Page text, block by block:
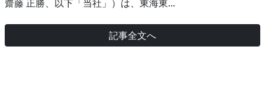
齋藤 正勝、以下「当社」）は、東海東...
記事全文へ